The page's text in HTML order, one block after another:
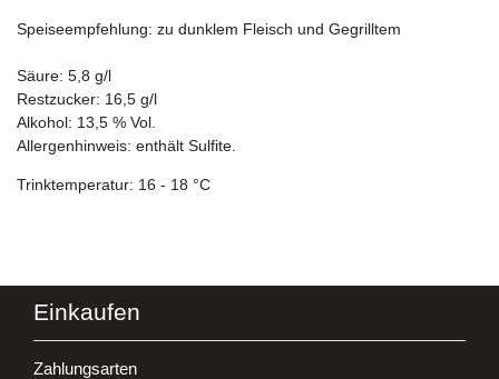
Speiseempfehlung: zu dunklem Fleisch und Gegrilltem
Säure: 5,8 g/l
Restzucker: 16,5 g/l
Alkohol: 13,5 % Vol.
Allergenhinweis: enthält Sulfite.
Trinktemperatur: 16 - 18 °C
Einkaufen
Zahlungsarten